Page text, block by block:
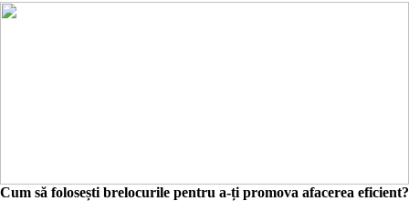
Cum să folosești brelocurile pentru a-ți promova afacerea eficient?